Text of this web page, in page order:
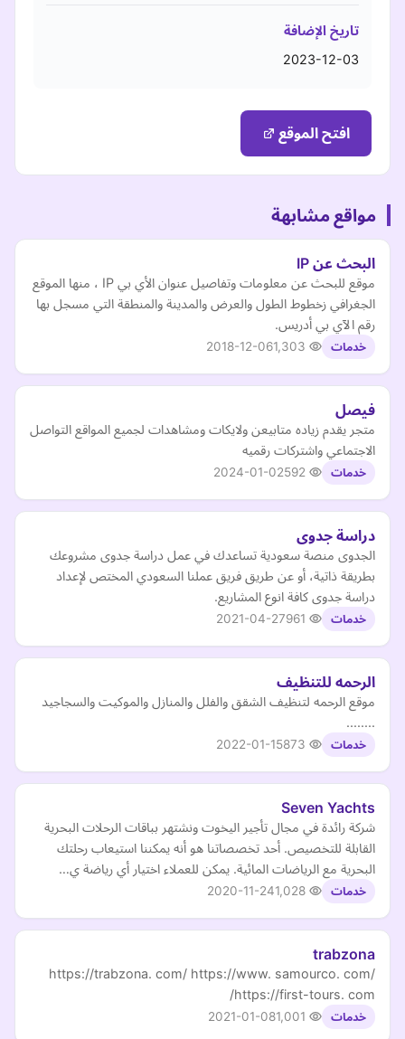
تاريخ الإضافة
2023-12-03
افتح الموقع
مواقع مشابهة
البحث عن IP
موقع للبحث عن معلومات وتفاصيل عنوان الأي بي IP ، منها الموقع
الجغرافي زخطوط الطول والعرض والمدينة والمنطقة التي مسجل بها
رقم الآي بي أدريس.
خدمات 2018-12-06
فيصل
متجر يقدم زياده متابيعن ولايكات ومشاهدات لجميع المواقع التواصل
الاجتماعي واشتركات رقميه
خدمات 2024-01-02
دراسة جدوى
الجدوى منصة سعودية تساعدك في عمل دراسة جدوى مشروعك
بطريقة ذاتية، أو عن طريق فريق عملنا السعودي المختص لإعداد
دراسة جدوى كافة انوع المشاريع.
خدمات 2021-04-27
الرحمه للتنظيف
موقع الرحمه لتنظيف الشقق والفلل والمنازل والموكيت والسجاجيد
........
خدمات 2022-01-15
Seven Yachts
شركة رائدة في مجال تأجير اليخوت ونشتهر بباقات الرحلات البحرية
القابلة للتخصيص. أحد تخصصاتنا هو أنه يمكننا استيعاب رحلتك
البحرية مع الرياضات المائية. يمكن للعملاء اختيار أي رياضة ي…
خدمات 2020-11-24
trabzona
https://trabzona. com/ https://www. samourco. com/
https://first-tours. com/
خدمات 2021-01-08